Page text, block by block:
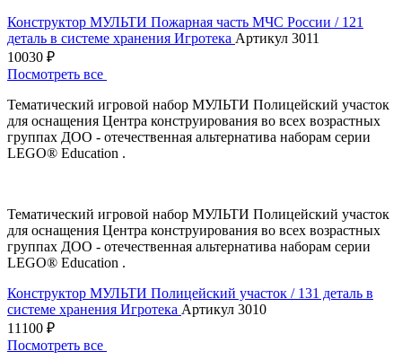
Конструктор МУЛЬТИ Пожарная часть МЧС России / 121
деталь в системе хранения Игротека Артикул 3011
10030 ₽
Посмотреть все
Тематический игровой набор МУЛЬТИ Полицейский участок
для оснащения Центра конструирования во всех возрастных
группах ДОО - отечественная альтернатива наборам серии
LEGO® Education .
Тематический игровой набор МУЛЬТИ Полицейский участок
для оснащения Центра конструирования во всех возрастных
группах ДОО - отечественная альтернатива наборам серии
LEGO® Education .
Конструктор МУЛЬТИ Полицейский участок / 131 деталь в
системе хранения Игротека Артикул 3010
11100 ₽
Посмотреть все